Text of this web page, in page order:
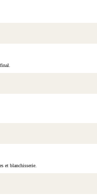
et blanchisserie.